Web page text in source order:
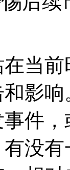
当
影
件
没